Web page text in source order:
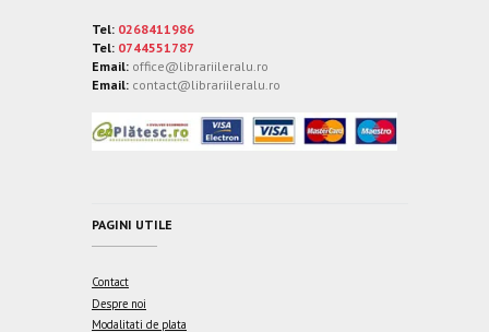
Tel: 0268411986
Tel: 0744551787
Email: office@librariileralu.ro
Email: contact@librariileralu.ro
PAGINI UTILE
Contact
Despre noi
Modalitati de plata